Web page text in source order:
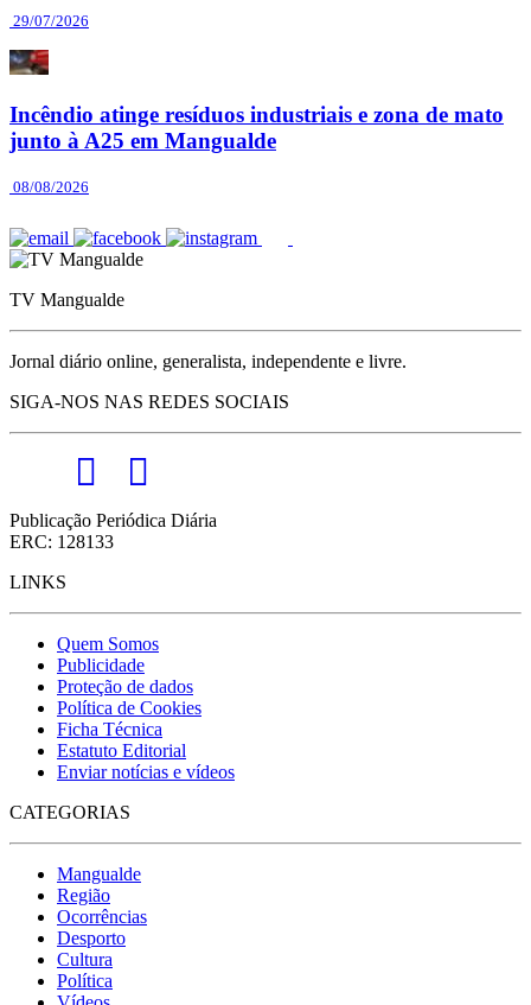
29/07/2026
Incêndio atinge resíduos industriais e zona de mato
junto à A25 em Mangualde
08/08/2026
TV Mangualde
Jornal diário online, generalista, independente e livre.
SIGA-NOS NAS REDES SOCIAIS
Publicação Periódica Diária
ERC: 128133
LINKS
Quem Somos
Publicidade
Proteção de dados
Política de Cookies
Ficha Técnica
Estatuto Editorial
Enviar notícias e vídeos
CATEGORIAS
Mangualde
Região
Ocorrências
Desporto
Cultura
Política